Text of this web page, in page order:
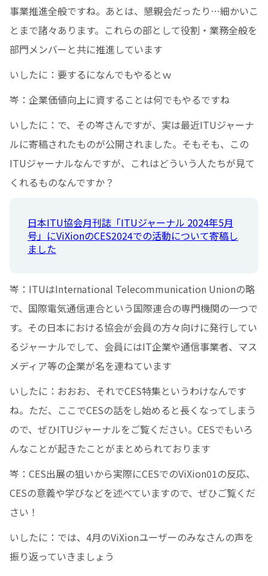
事業推進全般ですね。あとは、懇親会だったり…細かいこ
とまで諸々あります。これらの部として役割・業務全般を
部門メンバーと共に推進しています
いしたに：要するになんでもやるとｗ
岑：企業価値向上に資することは何でもやるですね
いしたに：で、その岑さんですが、実は最近ITUジャーナ
ルに寄稿されたものが公開されました。そもそも、この
ITUジャーナルなんですが、これはどういう人たちが見て
くれるものなんですか？
日本ITU協会月刊誌「ITUジャーナル 2024年5月
号」にViXionのCES2024での活動について寄稿し
ました
岑：ITUはInternational Telecommunication Unionの略
で、国際電気通信連合という国際連合の専門機関の一つで
す。その日本における協会が会員の方々向けに発行してい
るジャーナルでして、会員にはIT企業や通信事業者、マス
メディア等の企業が名を連ねています
いしたに：おおお、それでCES特集というわけなんです
ね。ただ、ここでCESの話をし始めると長くなってしまう
ので、ぜひITUジャーナルをご覧ください。CESでもいろ
んなことが起きたことがまとめられております
岑：CES出展の狙いから実際にCESでのViXion01の反応、
CESの意義や学びなどを述べていますので、ぜひご覧くだ
さい！
いしたに：では、4月のViXionユーザーのみなさんの声を
振り返っていきましょう